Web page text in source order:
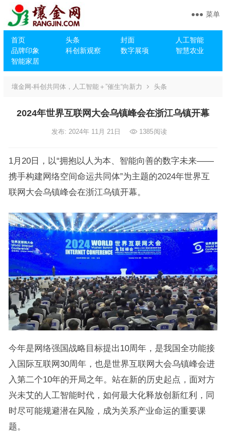
首页 头条 封面
人工智能
品牌印象
科创新观察 数字展项
智慧农业
智能家居
菜单
壤金网-科创共同体，人工智能＋”催生“向新力 头条
2024年世界互联网大会乌镇峰会在浙江乌镇开幕
发布: 2024年 11月 21日 1385阅读
1月20日，以“拥抱以人为本、智能向善的数字未来——
携手构建网络空间命运共同体”为主题的2024年世界互
联网大会乌镇峰会在浙江乌镇开幕。
今年是网络强国战略目标提出10周年，是我国全功能接
入国际互联网30周年，也是世界互联网大会乌镇峰会进
入第二个10年的开局之年。站在新的历史起点，面对方
兴未艾的人工智能时代，如何最大化释放创新红利，同
时尽可能规避潜在风险，成为关系产业命运的重要课
题。